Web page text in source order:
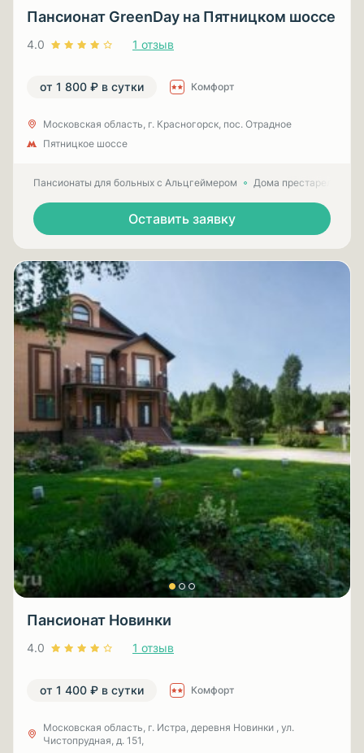
Пансионат GreenDay на Пятницком шоссе
4.0 1 отзыв
от 1 800 ₽ в сутки Комфорт
Московская область, г. Красногорск, пос. Отрадное
Пятницкое шоссе
Пансионаты для больных с Альцгеймером Дома престарелых
Оставить заявку
Пансионат Новинки
4.0 1 отзыв
от 1 400 ₽ в сутки Комфорт
Московская область, г. Истра, деревня Новинки , ул.
Чистопрудная, д. 151,